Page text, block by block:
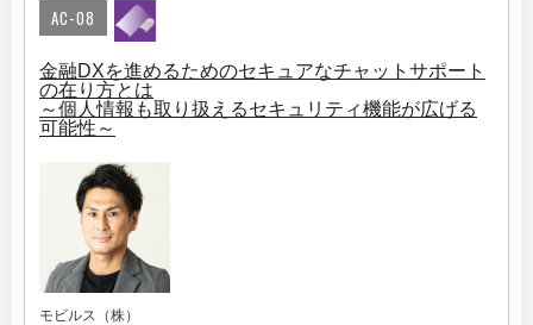
AC-08
金融DXを進めるためのセキュアなチャットサポート
の在り方とは
～個人情報も取り扱えるセキュリティ機能が広げる
可能性～
モビルス（株）